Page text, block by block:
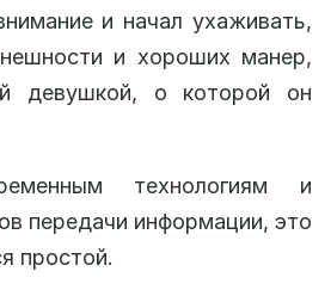
и начал ухаживать,
и хороших манер,
девушкой, о которой он
технологиям и
передачи информации, это
простой.